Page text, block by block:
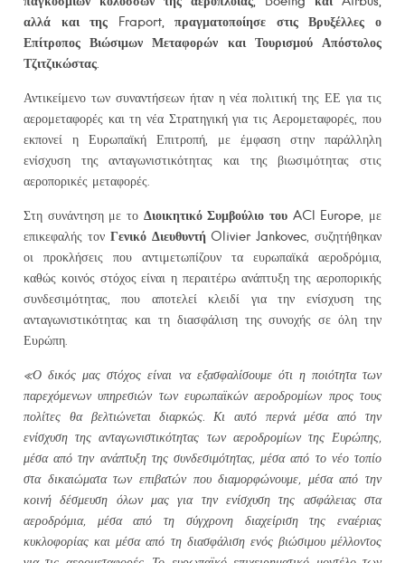
αλλά και της Fraport, πραγματοποίησε στις Βρυξέλλες ο
Επίτροπος Βιώσιμων Μεταφορών και Τουρισμού Απόστολος
Τζιτζικώστας.
Αντικείμενο των συναντήσεων ήταν η νέα πολιτική της ΕΕ για τις
αερομεταφορές και τη νέα Στρατηγική για τις Αερομεταφορές, που
εκπονεί η Ευρωπαϊκή Επιτροπή, με έμφαση στην παράλληλη
ενίσχυση της ανταγωνιστικότητας και της βιωσιμότητας στις
αεροπορικές μεταφορές.
Στη συνάντηση με το Διοικητικό Συμβούλιο του ACI Europe , με
επικεφαλής τον Γενικό Διευθυντή OlivierJankovec , συζητήθηκαν
οι προκλήσεις που αντιμετωπίζουν τα ευρωπαϊκά αεροδρόμια,
καθώς κοινός στόχος είναι η περαιτέρω ανάπτυξη της αεροπορικής
συνδεσιμότητας, που αποτελεί κλειδί για την ενίσχυση της
ανταγωνιστικότητας και τη διασφάλιση της συνοχής σε όλη την
Ευρώπη.
«Ο δικός μας στόχος είναι να εξασφαλίσουμε ότι η ποιότητα των
παρεχόμενων υπηρεσιών των ευρωπαϊκών αεροδρομίων προς τους
πολίτες θα βελτιώνεται διαρκώς. Κι αυτό περνά μέσα από την
ενίσχυση της ανταγωνιστικότητας των αεροδρομίων της Ευρώπης,
μέσα από την ανάπτυξη της συνδεσιμότητας, μέσα από το νέο τοπίο
στα δικαιώματα των επιβατών που διαμορφώνουμε, μέσα από την
κοινή δέσμευση όλων μας για την ενίσχυση της ασφάλειας στα
αεροδρόμια, μέσα από τη σύγχρονη διαχείριση της εναέριας
κυκλοφορίας και μέσα από τη διασφάλιση ενός βιώσιμου μέλλοντος